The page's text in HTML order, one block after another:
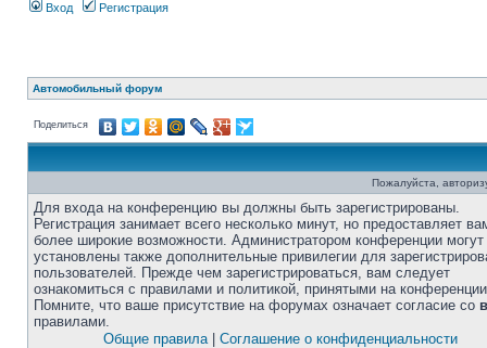
Вход Регистрация
Автомобильный форум
Поделиться
Пожалуйста,
Для входа на конференцию вы должны быть зарегистрированы.
Регистрация занимает всего несколько минут, но предоставляет
более широкие возможности. Администратором конференции
установлены также дополнительные привилегии для
пользователей. Прежде чем зарегистрироваться, вам следует
ознакомиться с правилами и политикой, принятыми на
Помните, что ваше присутствие на форумах означает согласие со
правилами.
Общие правила| Соглашение о конфиденциальности